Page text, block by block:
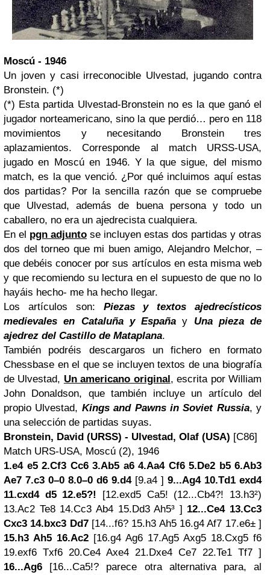
Moscú - 1946
Un joven y casi irreconocible Ulvestad, jugando contra
Bronstein. (*)
(*) Esta partida Ulvestad-Bronstein no es la que ganó el
jugador norteamericano, sino la que perdió… pero en 118
movimientos y necesitando Bronstein tres
aplazamientos. Corresponde al match URSS-USA,
jugado en Moscú en 1946. Y la que sigue, del mismo
match, es la que venció. ¿Por qué incluimos aquí estas
dos partidas? Por la sencilla razón que se compruebe
que Ulvestad, además de buena persona y todo un
caballero, no era un ajedrecista cualquiera.
En el pgn adjunto se incluyen estas dos partidas y otras
dos del torneo que mi buen amigo, Alejandro Melchor, –
que debéis conocer por sus artículos en esta misma web
y que recomiendo su lectura en el supuesto de que no lo
hayáis hecho- me ha hecho llegar.
Los artículos son: Piezas y textos ajedrecísticos
medievales en Cataluña y España y Una pieza de
ajedrez del Castillo de Mataplana.
También podréis descargaros un fichero en formato
Chessbase en el que se incluyen textos de una biografía
de Ulvestad, Un americano original, escrita por William
John Donaldson, que también incluye un artículo del
propio Ulvestad, Kings and Pawns in Soviet Russia, y
una selección de partidas suyas.
Bronstein, David (URSS) - Ulvestad, Olaf (USA) [C86]
Match URS-USA, Moscú (2), 1946
1.e4 e5 2.Cf3 Cc6 3.Ab5 a6 4.Aa4 Cf6 5.De2 b5 6.Ab3
Ae7 7.c3 0–0 8.0–0 d6 9.d4[9.a4 ] 9...Ag4 10.Td1 exd4
11.cxd4 d5 12.e5?!
[12.exd5 Ca5! (12...Cb4?! 13.h3²)
13.Ac2 Te8 14.Cc3 Ab4 15.Dd3 Ah5³ ] 12...Ce4 13.Cc3
Cxc3 14.bxc3 Dd7[14...f6? 15.h3 Ah5 16.g4 Af7 17.e6± ]
15.h3 Ah5 16.Ac2 [16.g4 Ag6 17.Ag5 Axg5 18.Cxg5 f6
19.exf6 Txf6 20.Ce4 Axe4 21.Dxe4 Ce7 22.Te1 Tf7 ]
16...Ag6 [16...Ca5!? parece otra alternativa para, al